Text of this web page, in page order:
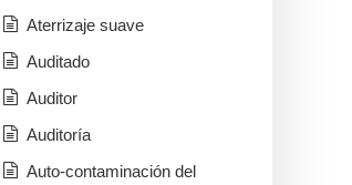
Aterrizaje suave
Auditado
Auditor
Auditoría
Auto-contaminación del